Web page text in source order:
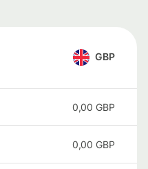
GBP
0,00 GBP
0,00 GBP